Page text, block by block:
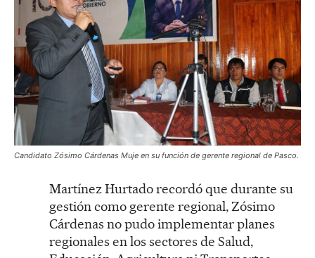
Candidato Zósimo Cárdenas Muje en su función de gerente regional de Pasco.
Martínez Hurtado recordó que durante su
gestión como gerente regional, Zósimo
Cárdenas no pudo implementar planes
regionales en los sectores de Salud,